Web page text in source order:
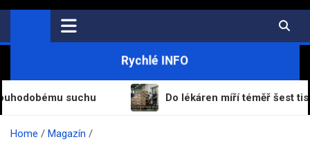
PrimaExpres.cz
Informační magazín a novinky
Rychlé INFO
suchu Do lékáren míří téměř šest tisíc
Home
Magazín